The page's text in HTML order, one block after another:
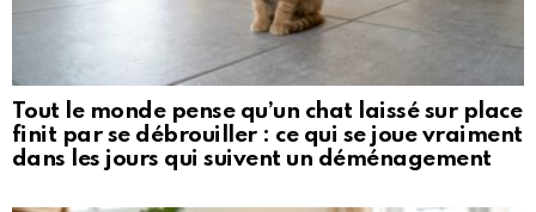
Tout le monde pense qu’un chat laissé sur place
finit par se débrouiller : ce qui se joue vraiment
dans les jours qui suivent un déménagement